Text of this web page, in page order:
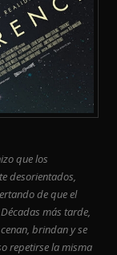
que los
desorientados,
de que el
más tarde,
brindan y se
repetirse la misma